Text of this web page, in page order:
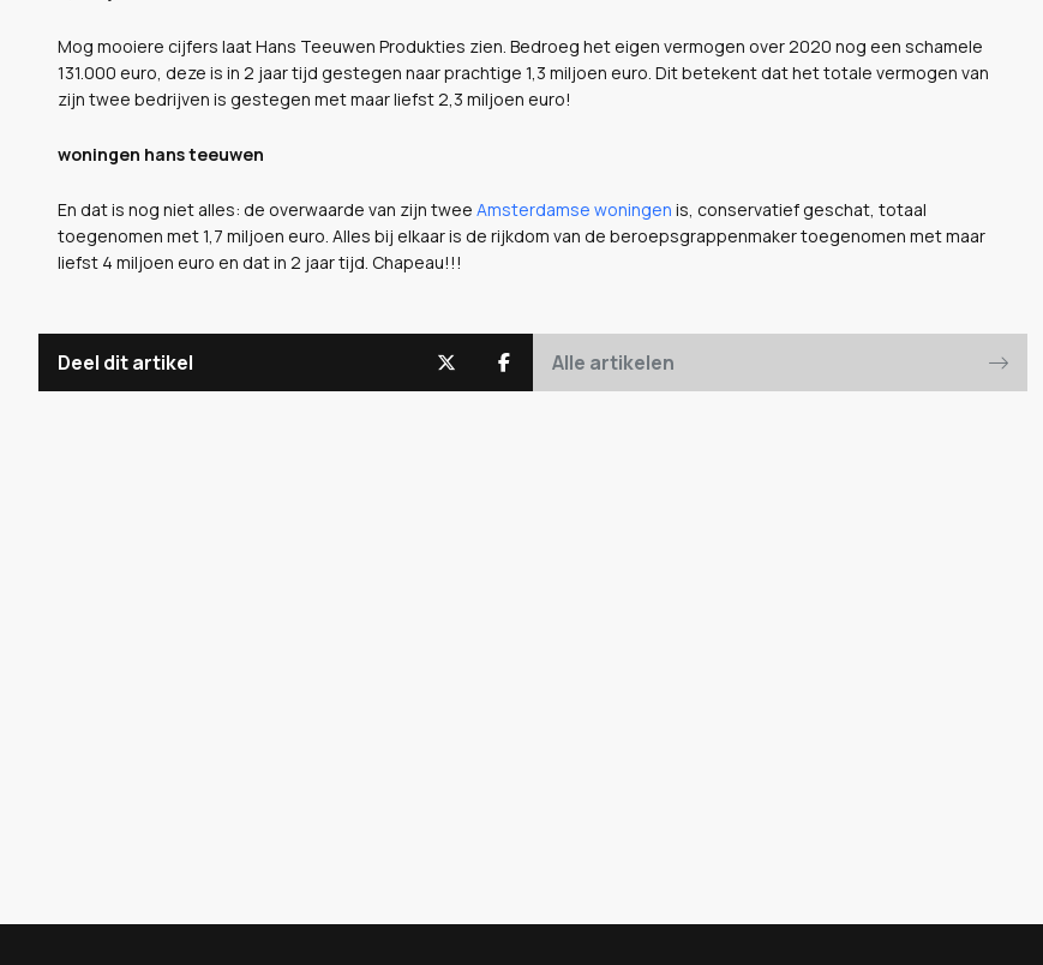
Mog mooiere cijfers laat Hans Teeuwen Produkties zien. Bedroeg het eigen vermogen over 2020 nog een schamele
131.000 euro, deze is in 2 jaar tijd gestegen naar prachtige 1,3 miljoen euro. Dit betekent dat het totale vermogen van
zijn twee bedrijven is gestegen met maar liefst 2,3 miljoen euro!
woningen hans teeuwen
En dat is nog niet alles: de overwaarde van zijn twee Amsterdamse woningen is, conservatief geschat, totaal
toegenomen met 1,7 miljoen euro. Alles bij elkaar is de rijkdom van de beroepsgrappenmaker toegenomen met maar
liefst 4 miljoen euro en dat in 2 jaar tijd. Chapeau!!!
Deel dit artikel Alle artikelen